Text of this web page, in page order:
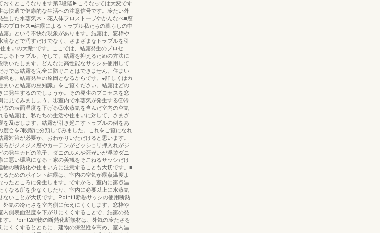
おくとこうなります第3段階▶こうなっては大変です
は快適で健康的な生活への注意信号です。冷たい外
生した水蒸気木・花人体フロストーブやかんなべ■窓
のプロセス■結露によるトラブル私たちの暮らしの中
露』という不快な現象があります。結露は、窓枠や
滴などで汚すだけでなく、さまざまなトラブルを引
まいの大敵”です。ここでは、結露発生のプロセ
よるトラブル、そして、結露を抑えるための方法に
明いたします。どんなに高性能なサッシを使用して
けでは結露を完全に防ぐことはできません。住まい
境も、結露発生の原因となるからです。●詳しくはカ
まいと結露の豆知識』をご覧ください。結露はどの
に発生するのでしょうか。その発生のプロセスを窓
に見てみましょう。①室内で水蒸気が発生する②冷
窓の表面温度を下げる③水蒸気を含んだ室内の空気
る結露は、私たちの生活や住まいに対して、さまざ
を及ぼします。結露が引き起こすトラブルの例をあ
度合を3段階に分類してみました。これをご覧になれ
露対策が必要か、おわかりいただけると思います。
ろがジメジメ窓やカーテンがビッショリ押入れがジ
の発生カビの胞子、ダニのふんや死がいが浮遊ダニ
に悪い環境になる・家の美観をそこねるサッシだけ
物の断熱化や住まい方に注意することも大切です。■
るためのポイント結露は、室内の空気が露点温度よ
ったところに発生します。ですから、室内に露点温
くなる所を少なくしたり、室内に必要以上に水蒸気
ないことが大切です。Point1断熱サッシの使用断熱
外気の冷たさを室内側に伝えにくくします。窓枠や
内側表面温度を下がりにくくすることで、結露の発
す。Point2建物の断熱化断熱材は、外気の冷たさを
にくくするとともに、建物の保温性を高め、室内温